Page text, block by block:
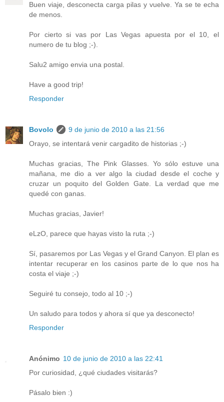
Buen viaje, desconecta carga pilas y vuelve. Ya se te echa
de menos.
Por cierto si vas por Las Vegas apuesta por el 10, el
numero de tu blog ;-).
Salu2 amigo envia una postal.
Have a good trip!
Responder
Bovolo
9 de junio de 2010 a las 21:56
Orayo, se intentará venir cargadito de historias ;-)
Muchas gracias, The Pink Glasses. Yo sólo estuve una
mañana, me dio a ver algo la ciudad desde el coche y
cruzar un poquito del Golden Gate. La verdad que me
quedé con ganas.
Muchas gracias, Javier!
eLzO, parece que hayas visto la ruta ;-)
Sí, pasaremos por Las Vegas y el Grand Canyon. El plan es
intentar recuperar en los casinos parte de lo que nos ha
costa el viaje ;-)
Seguiré tu consejo, todo al 10 ;-)
Un saludo para todos y ahora sí que ya desconecto!
Responder
Anónimo 10 de junio de 2010 a las 22:41
Por curiosidad, ¿qué ciudades visitarás?
Pásalo bien :)